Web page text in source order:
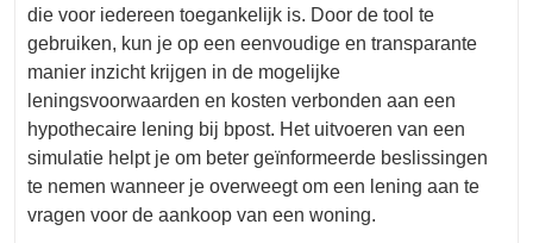
die voor iedereen toegankelijk is. Door de tool te
gebruiken, kun je op een eenvoudige en transparante
manier inzicht krijgen in de mogelijke
leningsvoorwaarden en kosten verbonden aan een
hypothecaire lening bij bpost. Het uitvoeren van een
simulatie helpt je om beter geïnformeerde beslissingen
te nemen wanneer je overweegt om een lening aan te
vragen voor de aankoop van een woning.